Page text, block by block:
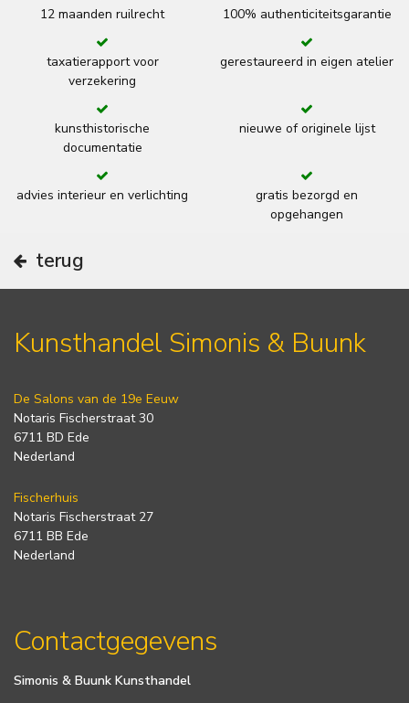
12 maanden ruilrecht 100% authenticiteitsgarantie
taxatierapport voor
verzekering
gerestaureerd in eigen atelier
kunsthistorische
documentatie
nieuwe of originele lijst
advies interieur en verlichting
gratis bezorgd en
opgehangen
terug
Kunsthandel Simonis & Buunk
De Salons van de 19e Eeuw
Notaris Fischerstraat 30
6711 BD Ede
Nederland
Fischerhuis
Notaris Fischerstraat 27
6711 BB Ede
Nederland
Contactgegevens
Simonis & Buunk Kunsthandel